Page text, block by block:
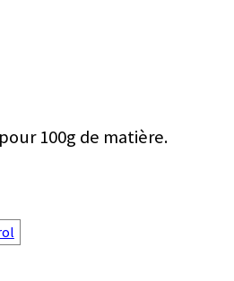
100g de matière.